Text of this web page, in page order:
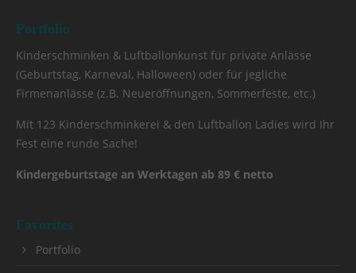
Portfolio
Kinderschminken & Luftballonkunst für private Anlässe
(Geburtstag, Karneval, Halloween) oder für jegliche
Firmenanlässe (z.B. Neueröffnungen, Sommerfeste, etc.)
Mit 123 Kinderschminkerei & den Luftballon Ladies wird Ihr
Fest eine runde Sache!
Kindergeburtstage an Werktagen ab 89 € netto
Favorites
Portfolio